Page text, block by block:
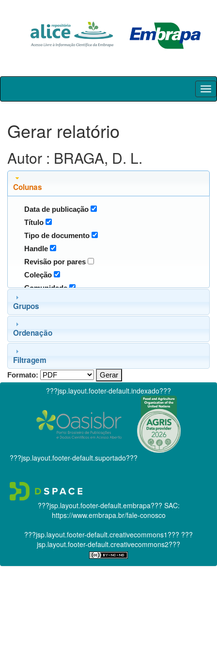
Skip
Gerar relatório
Autor : BRAGA, D. L.
Colunas
Data de publicação
Título
Tipo de documento
Handle
Revisão por pares
Coleção
Comunidade
Grupos
Ordenação
Filtragem
Formato:
???jsp.layout.footer-default.indexado???
???jsp.layout.footer-default.suportado???
???jsp.layout.footer-default.embrapa??? SAC:
https://www.embrapa.br/fale-conosco
???jsp.layout.footer-default.creativecommons1??? ???
jsp.layout.footer-default.creativecommons2???